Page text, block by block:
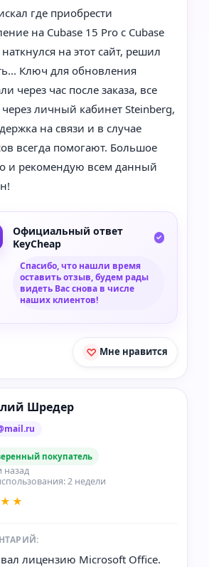
где приобрести
на Cubase 15 Pro с Cubase
на этот сайт, решил
Ключ для обновления
через час после заказа, все
через личный кабинет Steinberg,
на связи и в случае
всегда помогают. Большое
и рекомендую всем данный
Официальный ответ
KeyCheap
Спасибо, что нашли время
оставить отзыв, будем рады
видеть Вас снова в числе
наших клиентов!
Мне нравится
Шредер
покупатель
назад
2 недели
лицензию Microsoft Office.